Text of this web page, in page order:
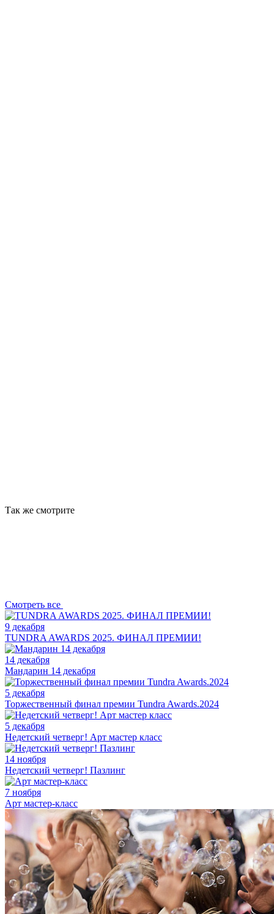
Так же смотрите
Смотреть все
9 декабря
TUNDRA AWARDS 2025. ФИНАЛ ПРЕМИИ!
14 декабря
Мандарин 14 декабря
5 декабря
Торжественный финал премии Tundra Awards.2024
5 декабря
Недетский четверг! Арт мастер класс
14 ноября
Недетский четверг! Пазлинг
7 ноября
Арт мастер-класс